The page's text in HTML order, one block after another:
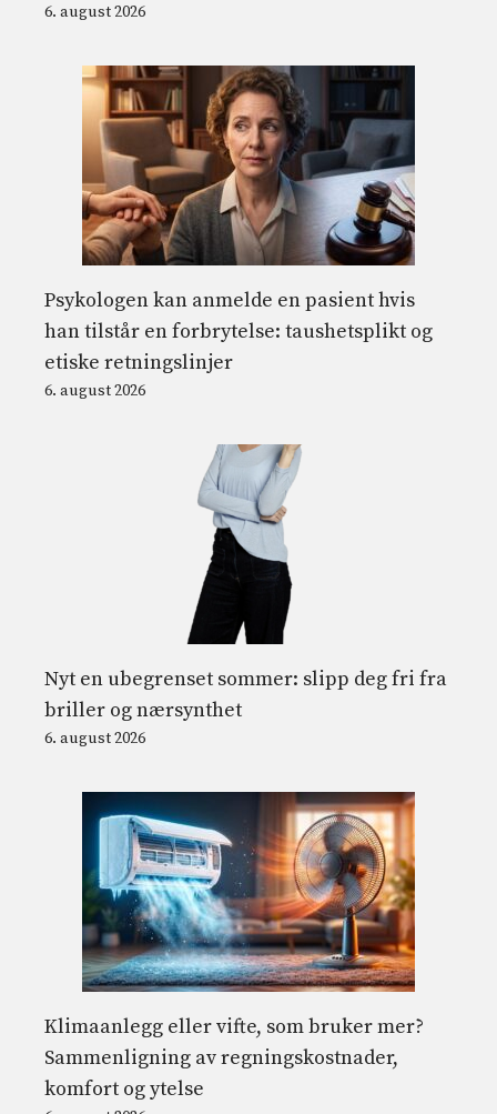
6. august 2026
Psykologen kan anmelde en pasient hvis
han tilstår en forbrytelse: taushetsplikt og
etiske retningslinjer
6. august 2026
Nyt en ubegrenset sommer: slipp deg fri fra
briller og nærsynthet
6. august 2026
Klimaanlegg eller vifte, som bruker mer?
Sammenligning av regningskostnader,
komfort og ytelse